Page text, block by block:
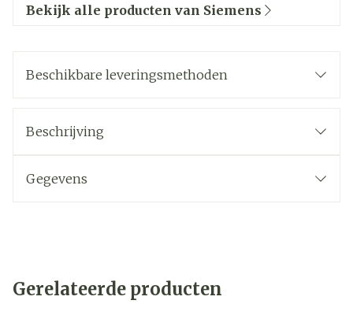
Bekijk alle producten van Siemens
Beschikbare leveringsmethoden
Beschrijving
Gegevens
Gerelateerde producten